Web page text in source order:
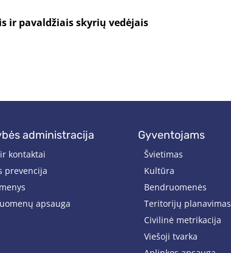
ir pavaldžiais skyrių vedėjais
administracija
kontaktai
prevencija
apsauga
gyventojams
Švietimas
Kultūra
Bendruomenės
Teritorijų planavimas
Civilinė metrikacija
Viešoji tvarka